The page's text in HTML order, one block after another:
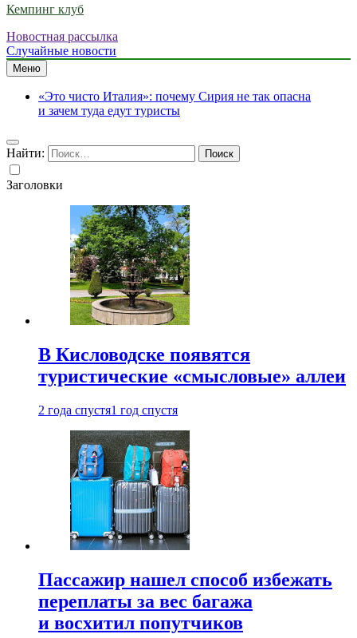
Кемпинг клуб
Новостная рассылка
Случайные новости
Меню
«Это чисто Италия»: почему Сирия не так опасна
и зачем туда едут туристы
Найти:
Заголовки
В Кисловодске появятся
туристические «смысловые» аллеи
2 года спустя1 год спустя
Пассажир нашел способ избежать
переплаты за вес багажа
и восхитил попутчиков